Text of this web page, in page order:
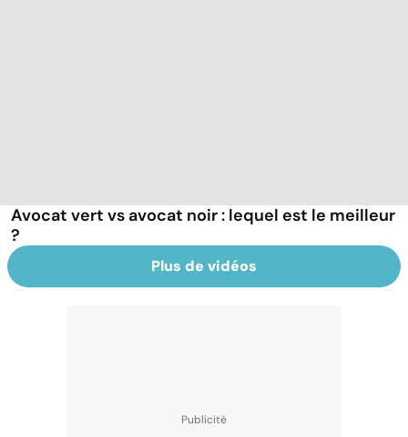
Avocat vert vs avocat noir : lequel est le meilleur
?
Plus de vidéos